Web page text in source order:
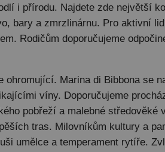
i přírodu. Najdete zde největší
bary a zmrzlinárnu. Pro aktivní
Rodičům doporučujeme
Marina di Bibbona se
víny. Doporučujeme
pobřeží a malebné středověké
tras. Milovníkům kultury a
umělce a temperament rytíře.